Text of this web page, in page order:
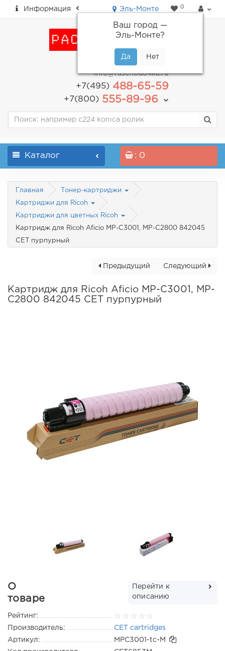
Информация Эль-Монте
Ваш город —
Эль-Монте?
0
пн-пт: с 9.00 до 18.00
info@raschodo4ka.ru
+7(495)488-65-59
+7(800)555-89-96
Каталог : 0
Главная Тонер-картриджи
Картриджи для Ricoh
Картриджи для цветных Ricoh
Картридж для Ricoh Aficio MP-C3001, MP-C2800 842045
CET пурпурный
Следующий
Предыдущий
Картридж для Ricoh Aficio MP-C3001, MP-
C2800 842045 CET пурпурный
О
товаре
Перейти к
описанию
Рейтинг:
Производитель:
CET cartridges
Артикул:
MPC3001-tc-M